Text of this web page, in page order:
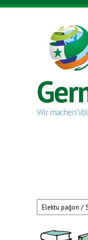
Skip to main content
Wir machen